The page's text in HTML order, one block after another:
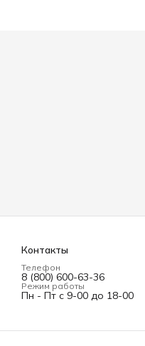
Контакты
Телефон
8 (800) 600-63-36
Режим работы
Пн - Пт с 9-00 до 18-00